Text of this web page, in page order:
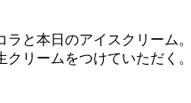
ラと本日のアイスクリーム
クリームをつけていただく